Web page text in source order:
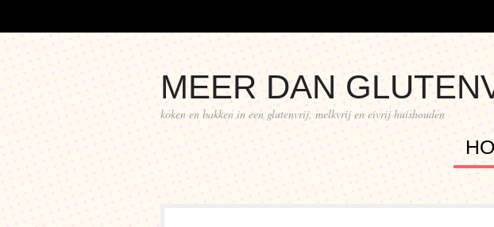
MEER DAN
koken en bakken in een glutenvrij, melkvrij en eivrij huishouden